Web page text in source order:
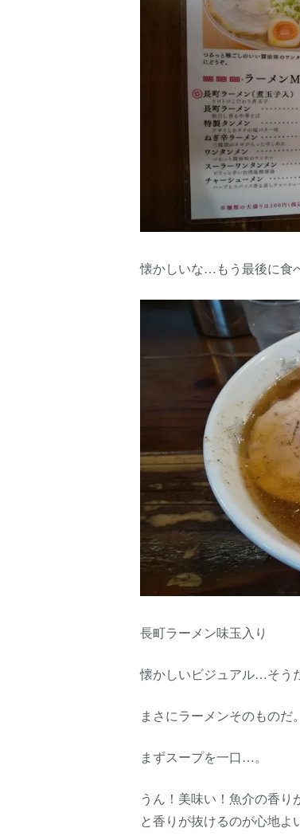
懐かしいな…もう最後に食
長町ラーメン味玉入り
懐かしいビジュアル…そう
まさにラーメンそのものだ。
まずスープを一口…。
うん！美味い！魚介の香
と香りが抜けるのが心地よ